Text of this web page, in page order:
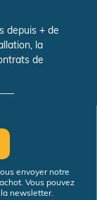
depuis + de
la
de
envoyer notre
Vous pouvez
newsletter.